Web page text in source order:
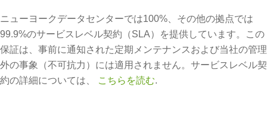
ニューヨークデータセンターでは100%、その他の拠点では
99.9%のサービスレベル契約（SLA）を提供しています。この
保証は、事前に通知された定期メンテナンスおよび当社の管理
外の事象（不可抗力）には適用されません。サービスレベル契
約の詳細については、
こちらを読む.